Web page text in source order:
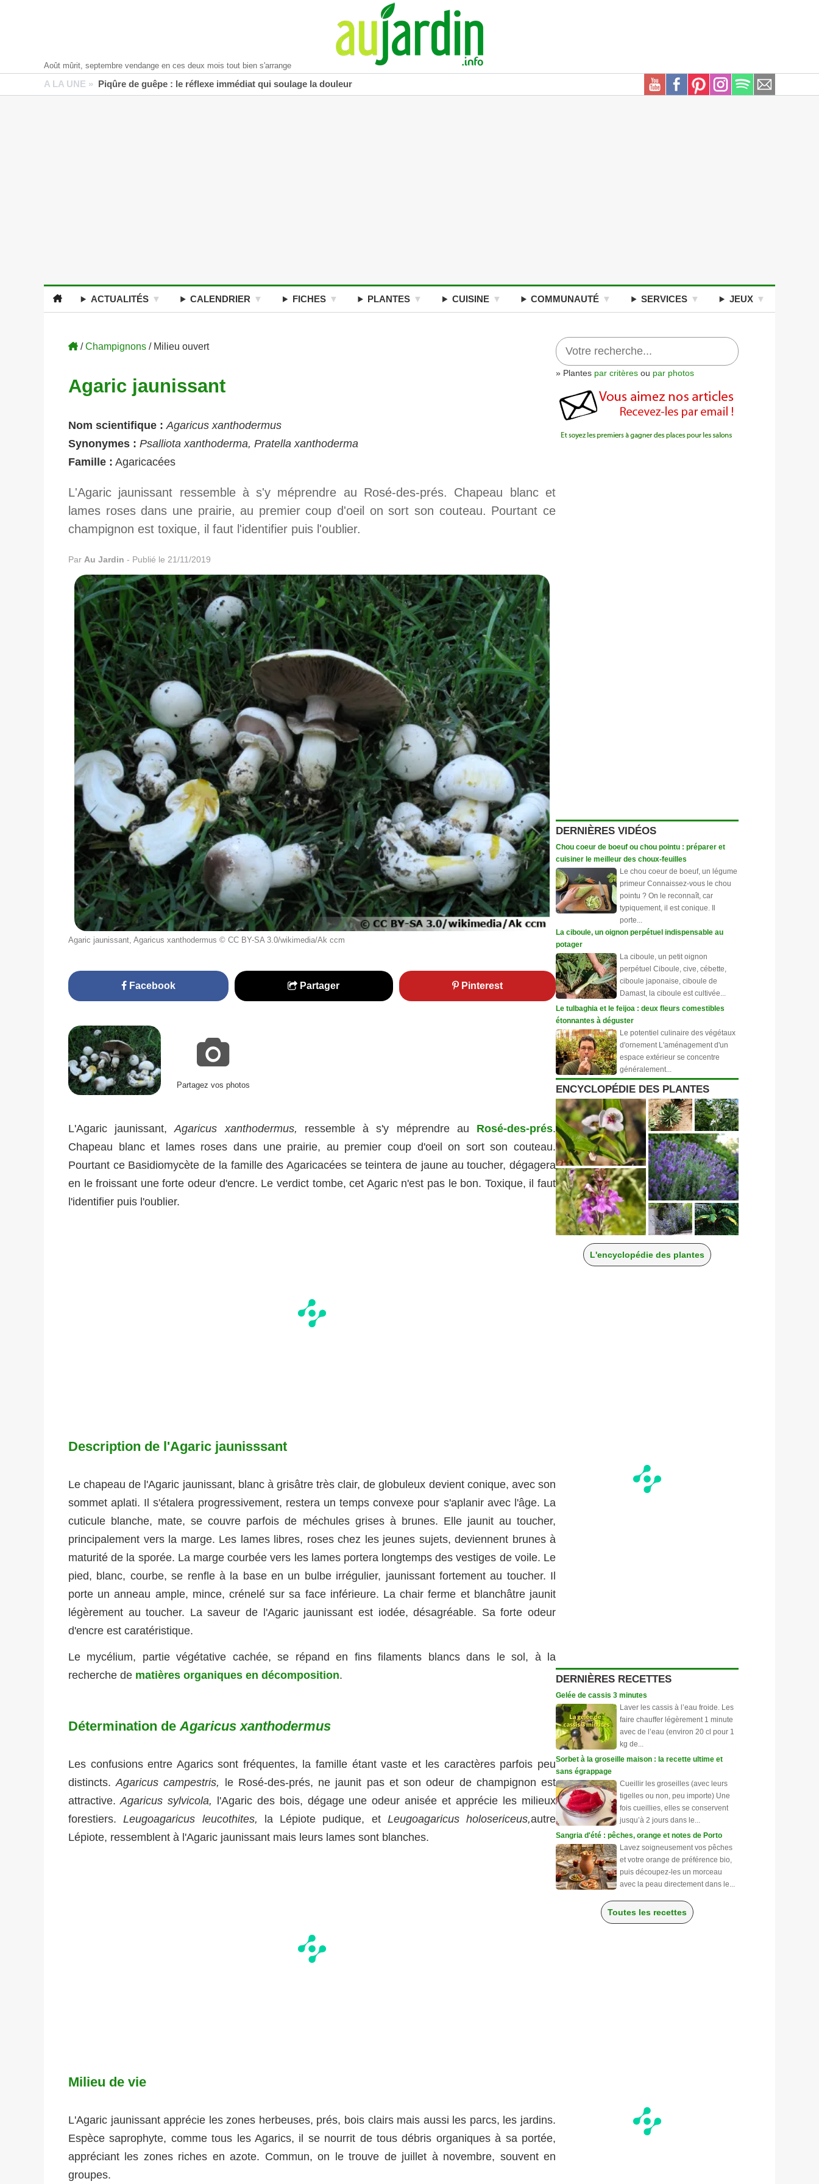
Août mûrit, septembre vendange en ces deux mois tout bien s'arrange
A LA UNE » Piqûre de guêpe : le réflexe immédiat qui soulage la douleur
ACTUALITÉS CALENDRIER FICHES PLANTES CUISINE COMMUNAUTÉ SERVICES JEUX
/Champignons / Milieu ouvert
Agaric jaunissant
Nom scientifique : Agaricus xanthodermus
Synonymes : Psalliota xanthoderma, Pratella xanthoderma
Famille : Agaricacées
L'Agaric jaunissant ressemble à s'y méprendre au Rosé-des-prés. Chapeau blanc et
lames roses dans une prairie, au premier coup d'oeil on sort son couteau. Pourtant ce
champignon est toxique, il faut l'identifier puis l'oublier.
Par Au Jardin - Publié le 21/11/2019
Agaric jaunissant, Agaricus xanthodermus © CC BY-SA 3.0/wikimedia/Ak ccm
Facebook Partager Pinterest
Partagez vos photos
L'Agaric jaunissant,Agaricus xanthodermus, ressemble à s'y méprendre au Rosé-des-prés.
Chapeau blanc et lames roses dans une prairie, au premier coup d'oeil on sort son couteau.
Pourtant ce Basidiomycète de la famille des Agaricacées se teintera de jaune au toucher, dégagera
en le froissant une forte odeur d'encre. Le verdict tombe, cet Agaric n'est pas le bon. Toxique, il faut
l'identifier puis l'oublier.
Description de l'Agaric jaunisssant
Le chapeau de l'Agaric jaunissant, blanc à grisâtre très clair, de globuleux devient conique, avec son
sommet aplati. Il s'étalera progressivement, restera un temps convexe pour s'aplanir avec l'âge. La
cuticule blanche, mate, se couvre parfois de méchules grises à brunes. Elle jaunit au toucher,
principalement vers la marge. Les lames libres, roses chez les jeunes sujets, deviennent brunes à
maturité de la sporée. La marge courbée vers les lames portera longtemps des vestiges de voile. Le
pied, blanc, courbe, se renfle à la base en un bulbe irrégulier, jaunissant fortement au toucher. Il
porte un anneau ample, mince, crénelé sur sa face inférieure. La chair ferme et blanchâtre jaunit
légèrement au toucher. La saveur de l'Agaric jaunissant est iodée, désagréable. Sa forte odeur
d'encre est caratéristique.
Le mycélium, partie végétative cachée, se répand en fins filaments blancs dans le sol, à la
recherche de matières organiques en décomposition.
Détermination de Agaricus xanthodermus
Les confusions entre Agarics sont fréquentes, la famille étant vaste et les caractères parfois peu
distincts.Agaricus campestris,
le Rosé-des-prés, ne jaunit pas et son odeur de champignon est
attractive. Agaricus sylvicola,
l'Agaric des bois, dégage une odeur anisée et apprécie les milieux
forestiers.Leugoagaricus leucothites, la Lépiote pudique, et Leugoagaricus holosericeus,autre
Lépiote, ressemblent à l'Agaric jaunissant mais leurs lames sont blanches.
Milieu de vie
L'Agaric jaunissant apprécie les zones herbeuses, prés, bois clairs mais aussi les parcs, les jardins.
Espèce saprophyte, comme tous les Agarics, il se nourrit de tous débris organiques à sa portée,
appréciant les zones riches en azote. Commun, on le trouve de juillet à novembre, souvent en
groupes.
» Plantes par critères ou par photos
DERNIÈRES VIDÉOS
Chou coeur de boeuf ou chou pointu : préparer et
cuisiner le meilleur des choux-feuilles
Le chou coeur de boeuf, un légume
primeur Connaissez-vous le chou
pointu ? On le reconnaît, car
typiquement, il est conique. Il
porte...
La ciboule, un oignon perpétuel indispensable au
potager
La ciboule, un petit oignon
perpétuel Ciboule, cive, cébette,
ciboule japonaise, ciboule de
Damast, la ciboule est cultivée...
Le tulbaghia et le feijoa : deux fleurs comestibles
étonnantes à déguster
Le potentiel culinaire des végétaux
d'ornement L'aménagement d'un
espace extérieur se concentre
généralement...
ENCYCLOPÉDIE DES PLANTES
L'encyclopédie des plantes
DERNIÈRES RECETTES
Gelée de cassis 3 minutes
Laver les cassis à l’eau froide. Les
faire chauffer légèrement 1 minute
avec de l’eau (environ 20 cl pour 1
kg de...
Sorbet à la groseille maison : la recette ultime et
sans égrappage
Cueillir les groseilles (avec leurs
tigelles ou non, peu importe) Une
fois cueillies, elles se conservent
jusqu’à 2 jours dans le...
Sangria d'été : pêches, orange et notes de Porto
Lavez soigneusement vos pêches
et votre orange de préférence bio,
puis découpez-les un morceau
avec la peau directement dans le...
Toutes les recettes